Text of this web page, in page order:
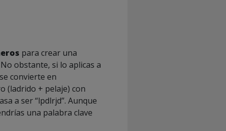
para crear una
obstante, si lo aplicas a
convierte en
(ladrido + pelaje) con
a ser “lpdlrjd”. Aunque
una palabra clave